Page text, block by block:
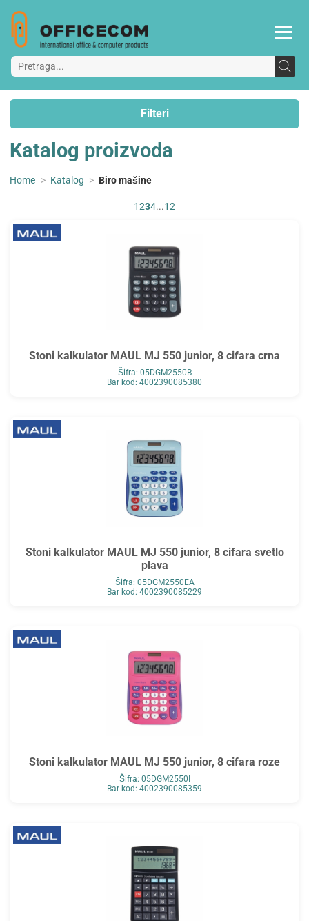
Filteri
Katalog proizvoda
Home > Katalog > Biro mašine
1234...12
Stoni kalkulator MAUL MJ 550 junior, 8 cifara crna
Šifra: 05DGM2550B
Bar kod: 4002390085380
Stoni kalkulator MAUL MJ 550 junior, 8 cifara svetlo
plava
Šifra: 05DGM2550EA
Bar kod: 4002390085229
Stoni kalkulator MAUL MJ 550 junior, 8 cifara roze
Šifra: 05DGM2550I
Bar kod: 4002390085359